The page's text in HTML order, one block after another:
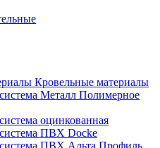
Кровельные материалы
Металл Полимерное
оцинкованная
ПВХ Docke
ПВХ Альта Профиль